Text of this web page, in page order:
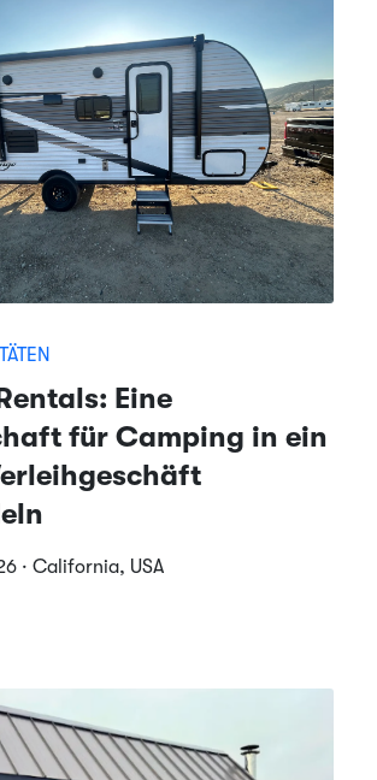
Eine
für Camping in ein
· California, USA